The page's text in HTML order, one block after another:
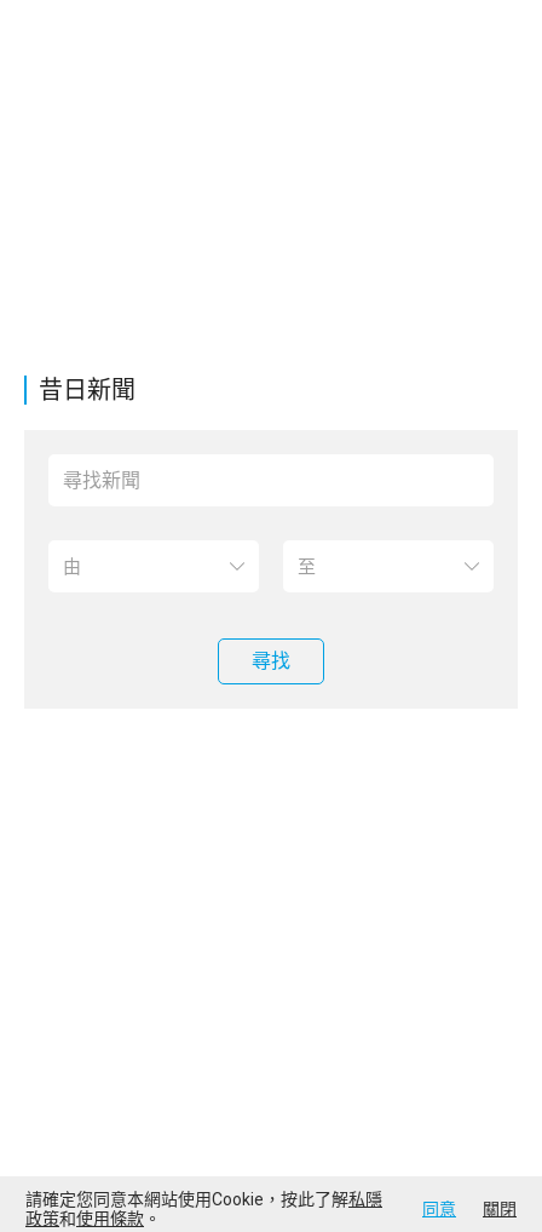
昔日新聞
尋找
請確定您同意本網站使用Cookie，按此了解私隱
政策和使用條款 。 同意 關閉